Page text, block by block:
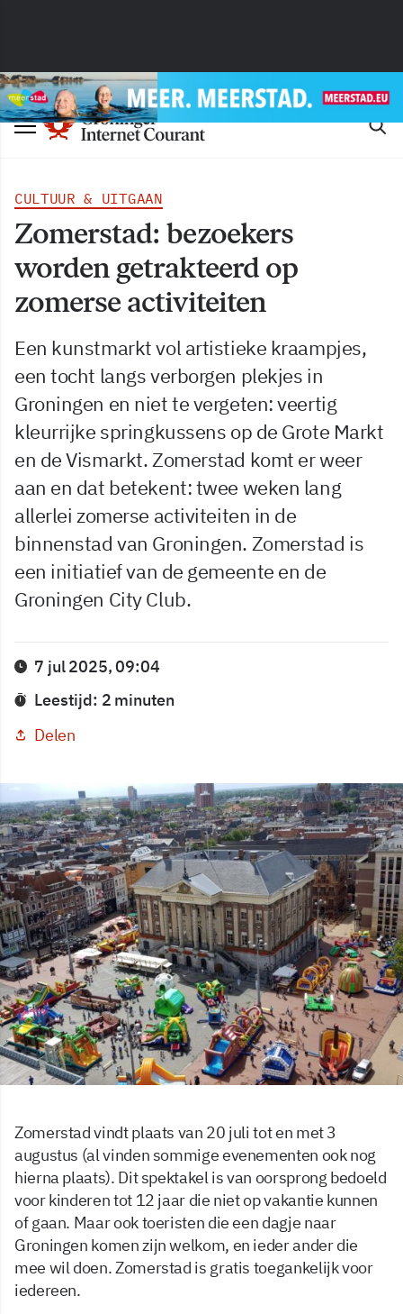
CULTUUR & UITGAAN
Zomerstad: bezoekers
worden getrakteerd op
zomerse activiteiten
Een kunstmarkt vol artistieke kraampjes,
een tocht langs verborgen plekjes in
Groningen en niet te vergeten: veertig
kleurrijke springkussens op de Grote Markt
en de Vismarkt. Zomerstad komt er weer
aan en dat betekent: twee weken lang
allerlei zomerse activiteiten in de
binnenstad van Groningen. Zomerstad is
een initiatief van de gemeente en de
Groningen City Club.
7 jul 2025, 09:04
Leestijd: 2 minuten
Delen
Zomerstad vindt plaats van 20 juli tot en met 3
augustus (al vinden sommige evenementen ook nog
hierna plaats). Dit spektakel is van oorsprong bedoeld
voor kinderen tot 12 jaar die niet op vakantie kunnen
of gaan. Maar ook toeristen die een dagje naar
Groningen komen zijn welkom, en ieder ander die
mee wil doen. Zomerstad is gratis toegankelijk voor
iedereen.